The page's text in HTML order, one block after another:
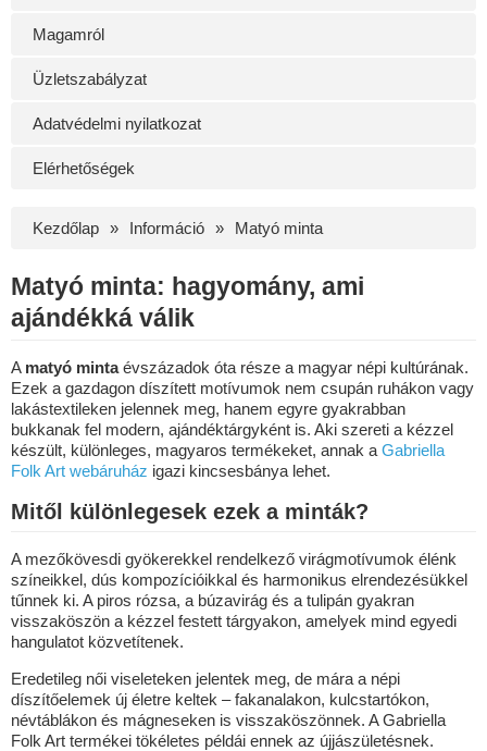
Magamról
Üzletszabályzat
Adatvédelmi nyilatkozat
Elérhetőségek
Kezdőlap Információ Matyó minta
Matyó minta: hagyomány, ami
ajándékká válik
A matyó mintaévszázadok óta része a magyar népi kultúrának.
Ezek a gazdagon díszített motívumok nem csupán ruhákon vagy
lakástextileken jelennek meg, hanem egyre gyakrabban
bukkanak fel modern, ajándéktárgyként is. Aki szereti a kézzel
készült, különleges, magyaros termékeket, annak a Gabriella
Folk Art webáruház igazi kincsesbánya lehet.
Mitől különlegesek ezek a minták?
A mezőkövesdi gyökerekkel rendelkező virágmotívumok élénk
színeikkel, dús kompozícióikkal és harmonikus elrendezésükkel
tűnnek ki. A piros rózsa, a búzavirág és a tulipán gyakran
visszaköszön a kézzel festett tárgyakon, amelyek mind egyedi
hangulatot közvetítenek.
Eredetileg női viseleteken jelentek meg, de mára a népi
díszítőelemek új életre keltek – fakanalakon, kulcstartókon,
névtáblákon és mágneseken is visszaköszönnek. A Gabriella
Folk Art termékei tökéletes példái ennek az újjászületésnek.